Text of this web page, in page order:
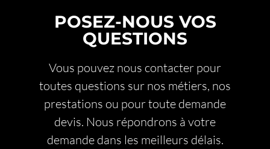
l’écoute de vos besoins. Nous allions
technique moderne,respect de
pour garantir la longévité, la sécurité et
l’esthétique de votre toiture, même dans les
conditions les plus exigeantes.
POSEZ-NOUS VOS
QUESTIONS
Vous pouvez nous contacter pour
toutes questions sur nos métiers, nos
prestations ou pour toute demande
devis. Nous répondrons à votre
demande dans les meilleurs délais.